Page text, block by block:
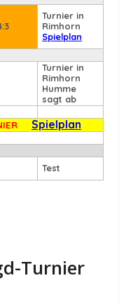
Turnier in
Rimhorn
Spielplan
Turnier in
Rimhorn
Humme
sagt ab
Spielplan
Test
Turnier